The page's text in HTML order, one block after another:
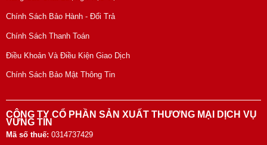
Chính Sách Bảo Hành - Đổi Trả
Chính Sách Thanh Toán
Điều Khoản Và Điều Kiện Giao Dịch
Chính Sách Bảo Mật Thông Tin
CÔNG TY CỔ PHẦN SẢN XUẤT THƯƠNG MẠI DỊCH VỤ
VỮNG TÍN
Mã số thuế: 0314737429